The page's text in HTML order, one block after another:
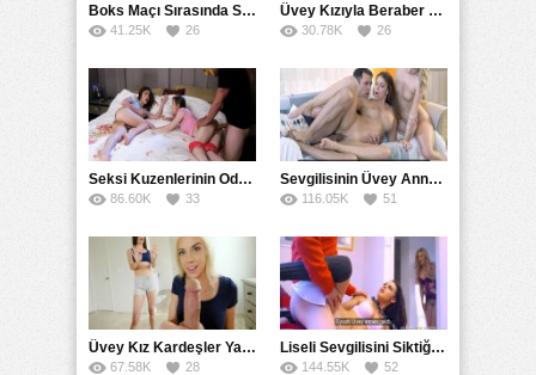
Boks Maçı Sırasında Seyircilerin Önünde Sikişen Rakipler
41.25K 26
Üvey Kızıyla Beraber Amıcığında Dolma Yaptıran Mature
30.78K 26
Seksi Kuzenlerinin Odasına Maskeyle Girip Korkutarak Sikti
86.60K 33
Sevgilisinin Üvey Annesi Sikişmek İsteyince Kıramadı
116.05K 51
Üvey Kız Kardeşler Yakışıklı Oğlana Birlikte Sikildiler
67.58K 28
Liseli Sevgilisini Siktiği Esnada Üvey Annesine İzletti
144.55K 52